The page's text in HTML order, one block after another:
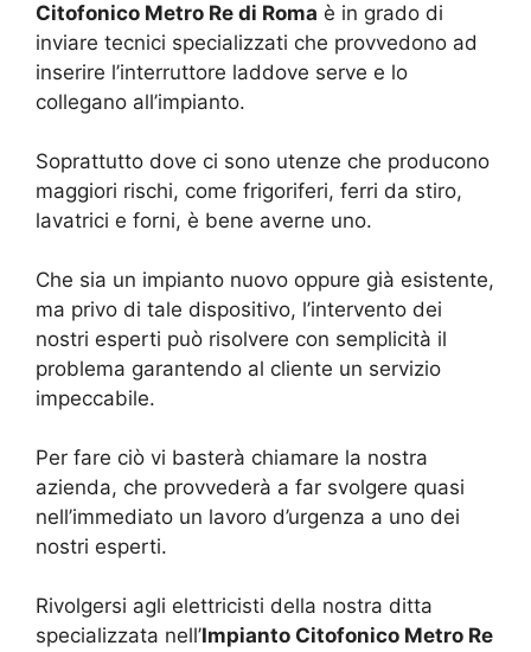
Citofonico Metro Re di Roma è in grado di
inviare tecnici specializzati che provvedono ad
inserire l’interruttore laddove serve e lo
collegano all’impianto.
Soprattutto dove ci sono utenze che producono
maggiori rischi, come frigoriferi, ferri da stiro,
lavatrici e forni, è bene averne uno.
Che sia un impianto nuovo oppure già esistente,
ma privo di tale dispositivo, l’intervento dei
nostri esperti può risolvere con semplicità il
problema garantendo al cliente un servizio
impeccabile.
Per fare ciò vi basterà chiamare la nostra
azienda, che provvederà a far svolgere quasi
nell’immediato un lavoro d’urgenza a uno dei
nostri esperti.
Rivolgersi agli elettricisti della nostra ditta
specializzata nell’Impianto Citofonico Metro Re